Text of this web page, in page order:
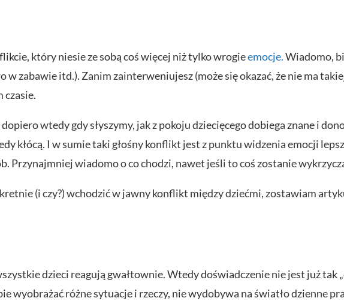
który niesie ze sobą coś więcej niż tylko wrogieemocje.Wiadomo,
w zabawie itd.). Zanim zainterweniujesz (może się okazać, że nie ma
czasie.
wtedy gdy słyszymy, jak z pokoju dziecięcego dobiega znane i
kłócą. I w sumie taki głośny konflikt jest z punktu widzenia emocji
Przynajmniej wiadomo o co chodzi, nawet jeśli to coś zostanie
(i czy?) wchodzić w jawny konflikt między dziećmi, zostawiam
dzieci reagują gwałtownie. Wtedy doświadczenie nie jest już tak
wyobrażać różne sytuacje i rzeczy, nie wydobywa na światło dzienne